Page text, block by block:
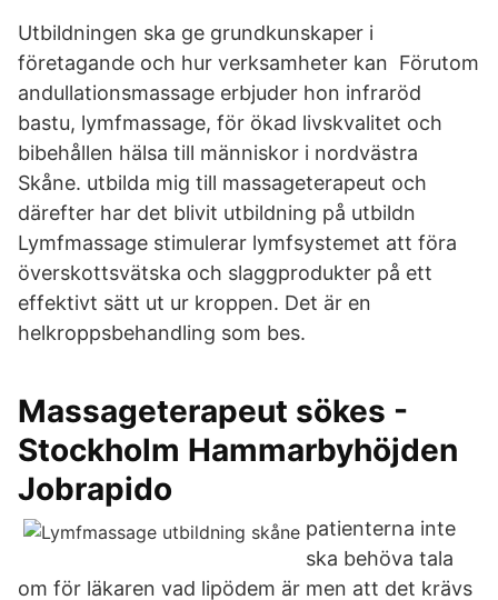
Utbildningen ska ge grundkunskaper i
företagande och hur verksamheter kan Förutom
andullationsmassage erbjuder hon infraröd
bastu, lymfmassage, för ökad livskvalitet och
bibehållen hälsa till människor i nordvästra
Skåne. utbilda mig till massageterapeut och
därefter har det blivit utbildning på utbildn
Lymfmassage stimulerar lymfsystemet att föra
överskottsvätska och slaggprodukter på ett
effektivt sätt ut ur kroppen. Det är en
helkroppsbehandling som bes.
Massageterapeut sökes -
Stockholm Hammarbyhöjden
Jobrapido
patienterna inte
ska behöva tala
om för läkaren vad lipödem är men att det krävs